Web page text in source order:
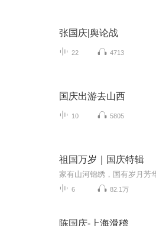
张国庆|舆论战
22 4713
国庆出游去山西
10 5805
祖国万岁｜国庆特辑
6 82.1万
陈国庆-上海滑稽